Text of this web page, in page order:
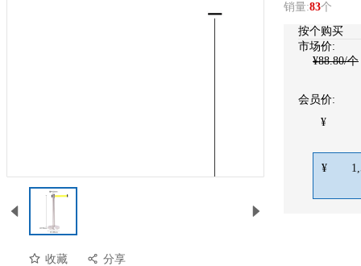
收藏 分享
销量:83个
按个购买
市场价:
¥88.80/个
会员价:
¥
¥